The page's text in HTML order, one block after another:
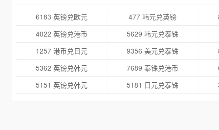
6183 英镑兑欧元 477 韩元兑英镑
4022 英镑兑港币
5629 韩元兑泰铢
1257 港币兑日元
9356 美元兑泰铢
5362 英镑兑韩元
7689 泰铢兑港币
5151 英镑兑韩元
5181 日元兑泰铢